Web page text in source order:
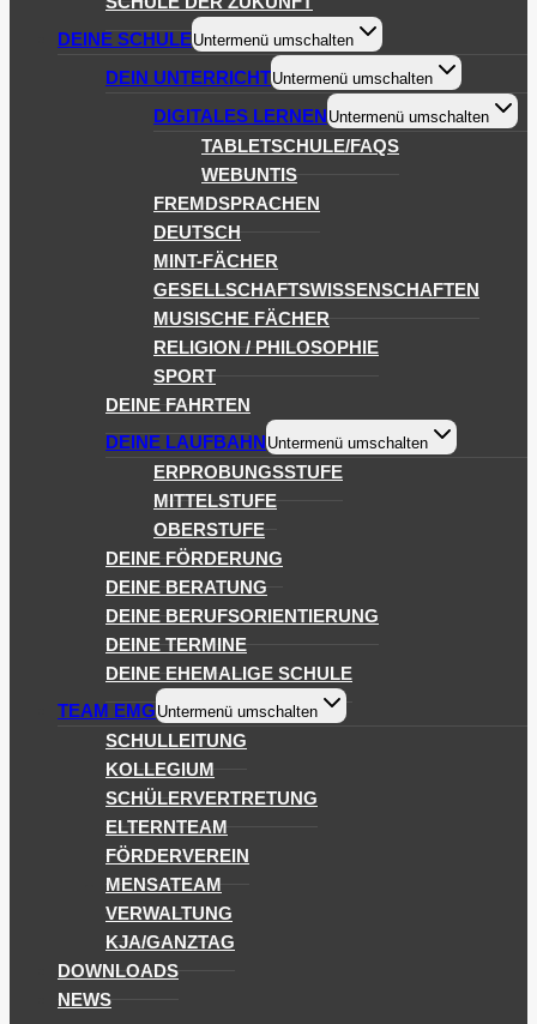
DEINE SCHULEUntermenü umschalten
DEIN UNTERRICHTUntermenü umschalten
DIGITALES LERNEN Untermenü umschalten
TABLETSCHULE/FAQS
WEBUNTIS
FREMDSPRACHEN
DEUTSCH
MINT-FÄCHER
GESELLSCHAFTSWISSENSCHAFTEN
MUSISCHE FÄCHER
RELIGION / PHILOSOPHIE
SPORT
DEINE FAHRTEN
DEINE LAUFBAHN Untermenü umschalten
ERPROBUNGSSTUFE
MITTELSTUFE
OBERSTUFE
DEINE FÖRDERUNG
DEINE BERATUNG
DEINE BERUFSORIENTIERUNG
DEINE TERMINE
DEINE EHEMALIGE SCHULE
TEAM EMG Untermenü umschalten
SCHULLEITUNG
KOLLEGIUM
SCHÜLERVERTRETUNG
ELTERNTEAM
FÖRDERVEREIN
MENSATEAM
VERWALTUNG
KJA/GANZTAG
DOWNLOADS
NEWS